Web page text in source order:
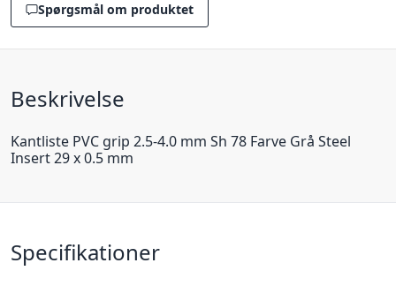
Spørgsmål om produktet
Beskrivelse
Kantliste PVC grip 2.5-4.0 mm Sh 78 Farve Grå Steel
Insert 29 x 0.5 mm
Specifikationer